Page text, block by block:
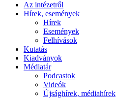
Az intézetről
Hírek, események
Hírek
Események
Felhívások
Kutatás
Kiadványok
Médiatár
Podcastok
Videók
Újsághírek, médiahírek